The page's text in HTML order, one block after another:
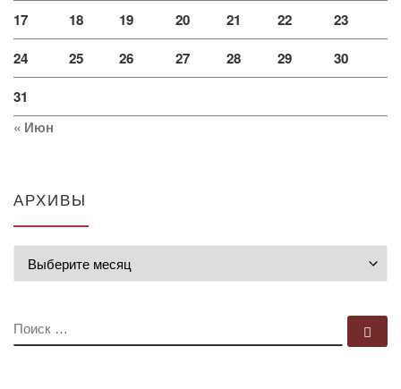
17 18 19 20 21 22
23
24
25 26 27 28 29
30
31
« Июн
АРХИВЫ
ПОИСК